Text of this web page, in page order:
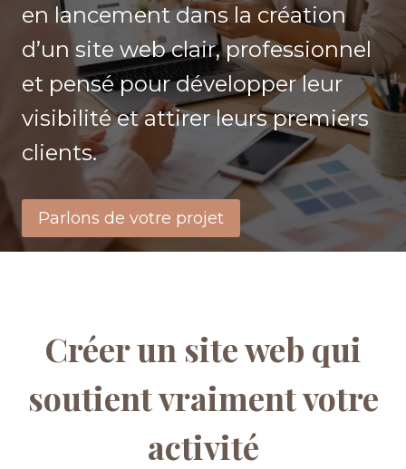
en lancement dans la création
d’un site web clair, professionnel
et pensé pour développer leur
visibilité et attirer leurs premiers
clients.
Parlons de votre projet
Créer un site web qui
soutient vraiment votre
activité